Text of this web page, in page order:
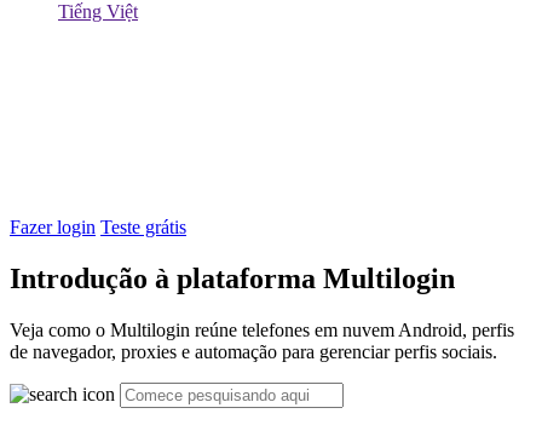
Tiếng Việt
Fazer login Teste grátis
Introdução à plataforma Multilogin
Veja como o Multilogin reúne telefones em nuvem Android, perfis
de navegador, proxies e automação para gerenciar perfis sociais.